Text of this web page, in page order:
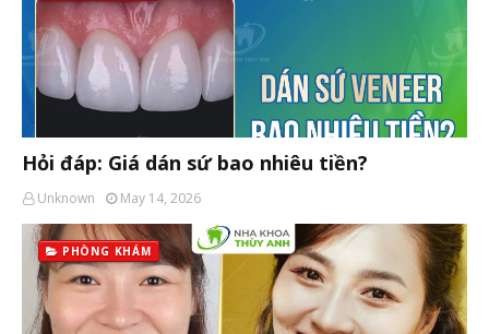
Hỏi đáp: Giá dán sứ bao nhiêu tiền?
Unknown May 14, 2026
PHÒNG KHÁM